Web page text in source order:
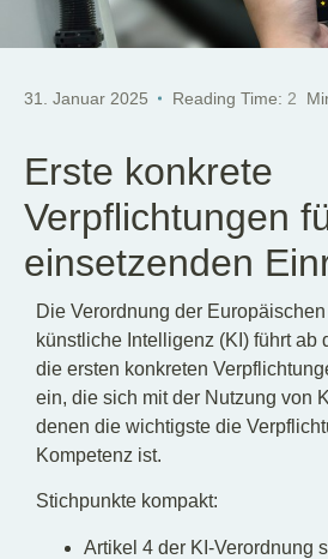
31. Januar 2025 Reading Time: 2
Erste konkrete
Verpflichtungen
einsetzenden
Die Verordnung der
künstliche Intelligenz (KI) führt ab
die ersten konkreten
ein, die sich mit der Nutzung von
denen die wichtigste die
Kompetenz ist.
Stichpunkte kompakt:
Artikel 4 der KI-Verordnung